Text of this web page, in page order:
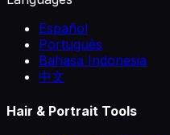
Español
Português
Bahasa Indonesia
中文
Hair & Portrait Tools